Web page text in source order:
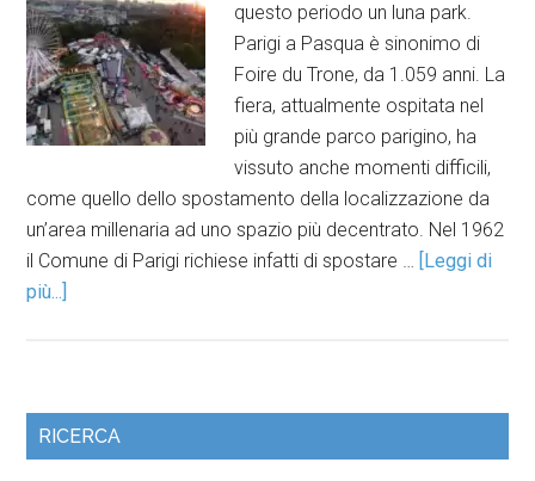
questo periodo un luna park.
Parigi a Pasqua è sinonimo di
Foire du Trone, da 1.059 anni. La
fiera, attualmente ospitata nel
più grande parco parigino, ha
vissuto anche momenti difficili,
come quello dello spostamento della localizzazione da
un’area millenaria ad uno spazio più decentrato. Nel 1962
il Comune di Parigi richiese infatti di spostare … [Leggi di
più...]
RICERCA